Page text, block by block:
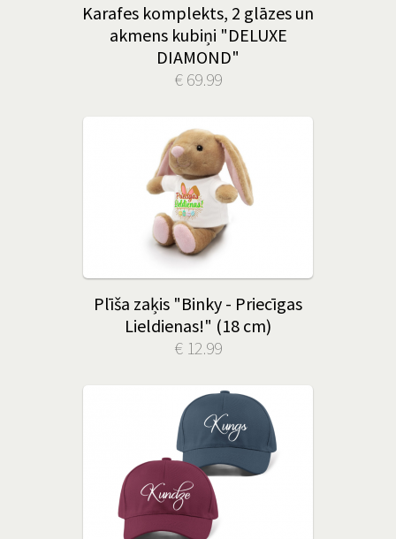
Karafes komplekts, 2 glāzes un
akmens kubiņi "DELUXE
DIAMOND"
€ 69.99
Plīša zaķis "Binky - Priecīgas
Lieldienas!" (18 cm)
€ 12.99